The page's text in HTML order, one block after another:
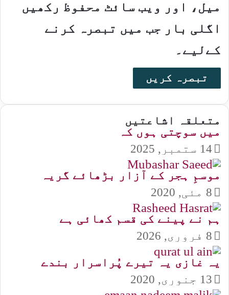
میل، اور ویب سائٹ محفوظ رکھیں
اگلی بار جب میں تبصرہ کرنے
کےلیے۔
متعلقہ اشاعتیں
میں سوچتی ہوں کہ
14 ستمبر, 2025
موسمِ ہجر کے آزار بڑھائے گریہ
8 مئی, 2020
ہم نے پینے کی قسم کھائی ہے
8 فروری, 2026
یہ غازی یہ تیرے پُراسرار بندے
13 جنوری, 2020